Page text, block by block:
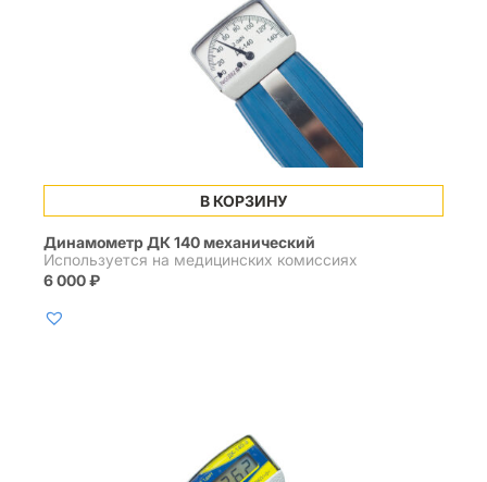
В КОРЗИНУ
Динамометр ДК 140 механический
Используется на медицинских комиссиях
6 000₽